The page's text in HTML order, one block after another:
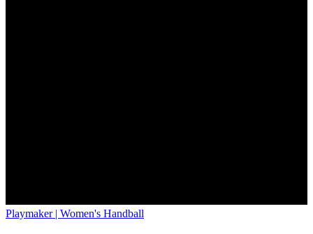
Playmaker | Women's Handball